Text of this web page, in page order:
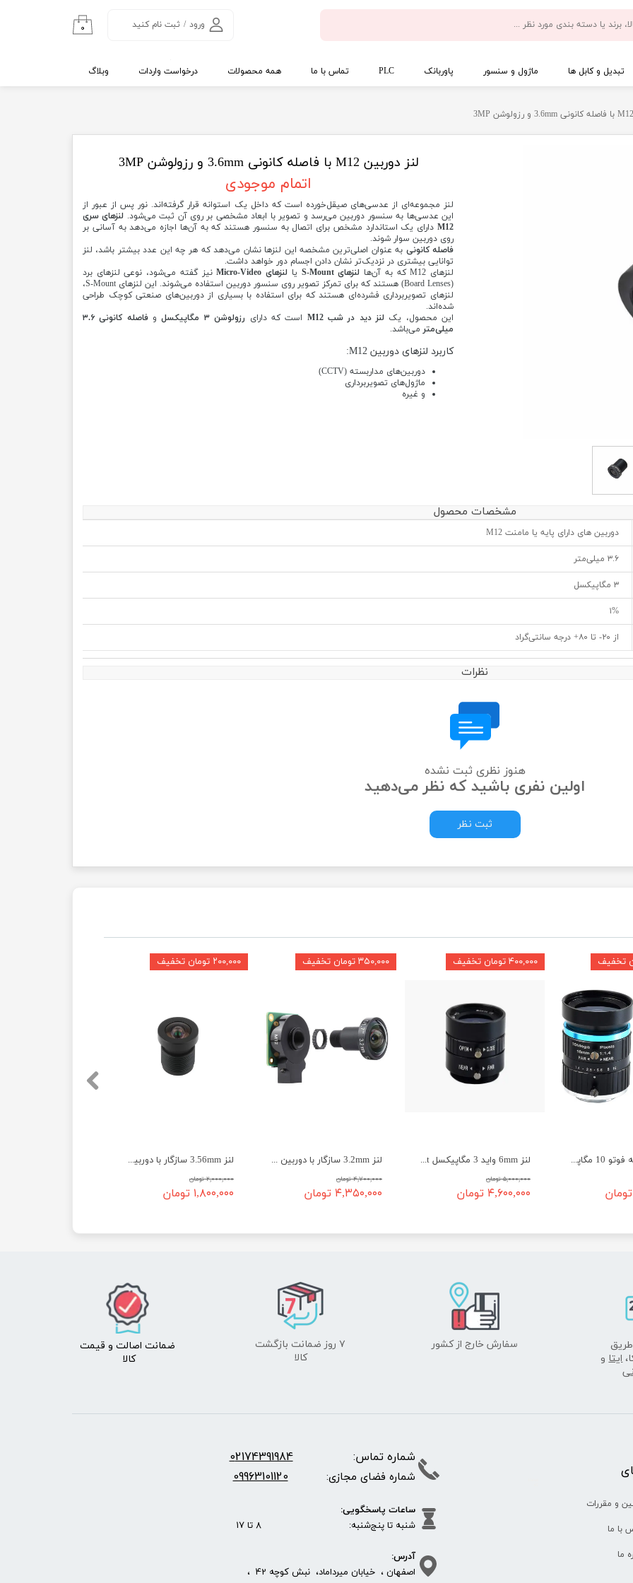
ورود / ثبت نام کنید
تغییر گذر واژه
کاربری
۰
تبدیل و کابل ها ماژول و سنسور پاوربانک PLC تماس با ما همه محصولات درخواست واردات وبلاگ
لنز دوربین M12 با فاصله کانونی 3.6mm و رزولوشن 3MP
اتمام موجودی
لنز مجموعه‌ای از عدسی‌های صیقل‌خورده است که داخل یک استوانه قرار گرفته‌اند. نور پس از عبور از
این عدسی‌ها به سنسور دوربین می‌رسد و تصویر با ابعاد مشخصی بر روی آن ثبت می‌شود. لنزهای سری
M12 دارای یک استاندارد مشخص برای اتصال به سنسور هستند که به آن‌ها اجازه می‌دهد به آسانی بر
روی دوربین سوار شوند.
فاصله کانونی به عنوان اصلی‌ترین مشخصه این لنزها نشان می‌دهد که هر چه این عدد بیشتر باشد، لنز
توانایی بیشتری در نزدیک‌تر نشان دادن اجسام دور خواهد داشت.
لنزهای M12 که به آن‌ها
لنزهای S-Mount یا لنزهای Micro-Video
نیز گفته می‌شود، نوعی لنزهای برد
(Board Lenses) هستند که برای تمرکز تصویر روی سنسور دوربین استفاده می‌شوند. این لنزهای S-Mount،
لنزهای تصویربرداری فشرده‌ای هستند که برای استفاده با بسیاری از دوربین‌های صنعتی کوچک طراحی
شده‌اند.
این محصول، یک لنز دید در شب M12 است که دارای رزولوشن ۳ مگاپیکسل و
فاصله کانونی ۳.۶
میلی‌متر می‌باشد.
کاربرد لنزهای دوربین M12:
دوربین‌های مداربسته (CCTV)
ماژول‌های تصویربرداری
و غیره
مشخصات محصول
دوربین های دارای پایه یا مامنت M12
۳.۶ میلی‌متر
۳ مگاپیکسل
۱%
از ۲۰- تا ۸۰+ درجه سانتی‌گراد
نظرات
هنوز نظری ثبت نشده
اولین نفری باشید که نظر می‌دهید
ثبت نظر
لنز 3.56mm سازگار با دوربین M12 رزبری پای
۲,۰۰۰,۰۰۰ تومان
۱,۸۰۰,۰۰۰ تومان
۲۰۰,۰۰۰ تومان تخفیف
لنز 3.2mm سازگار با دوربین M12 رزبری پای
۴,۷۰۰,۰۰۰ تومان
۴,۳۵۰,۰۰۰ تومان
۳۵۰,۰۰۰ تومان تخفیف
لنز 6mm واید 3 مگاپیکسل CS-mount
۵,۰۰۰,۰۰۰ تومان
۴,۶۰۰,۰۰۰ تومان
۴۰۰,۰۰۰ تومان تخفیف
لنز 16mm تله فوتو 10 مگاپیکسل C-mount
ایتاو
سفارش خارج از کشور
۷ روز ضمانت بازگشت
​​​​​​​کالا
ضمانت اصالت و قیمت​​​​​​​
کالا ​​​​​​​
و مقررات
با ما
ما
شماره تماس: 02174391984
شماره فضای مجازی: 09963101120
ساعات پاسخگویی:
شنبه تا پنج‌شنبه: 8 تا 17
آدرس:
اصفهان ، خیابان میرداماد، نبش کوچه 42 ،